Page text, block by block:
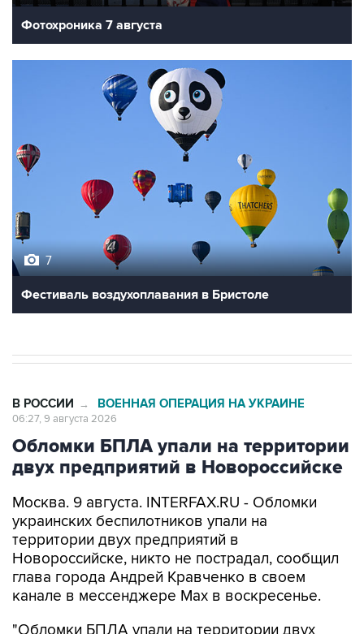
Фотохроника 7 августа
7
Фестиваль воздухоплавания в Бристоле
В РОССИИ → ВОЕННАЯ ОПЕРАЦИЯ НА УКРАИНЕ
06:27, 9 августа 2026
Обломки БПЛА упали на территории
двух предприятий в Новороссийске
Москва. 9 августа. INTERFAX.RU - Обломки
украинских беспилотников упали на
территории двух предприятий в
Новороссийске, никто не пострадал, сообщил
глава города Андрей Кравченко в своем
канале в мессенджере Max в воскресенье.